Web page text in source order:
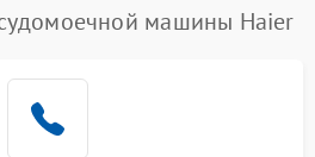
машины Haier